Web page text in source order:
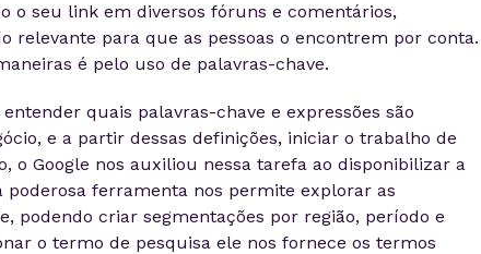
o seu link em diversos fóruns e comentários,
relevante para que as pessoas o encontrem por conta.
é pelo uso de palavras-chave.
quais palavras-chave e expressões são
e a partir dessas definições, iniciar o trabalho de
o Google nos auxiliou nessa tarefa ao disponibilizar a
poderosa ferramenta nos permite explorar as
podendo criar segmentações por região, período e
o termo de pesquisa ele nos fornece os termos